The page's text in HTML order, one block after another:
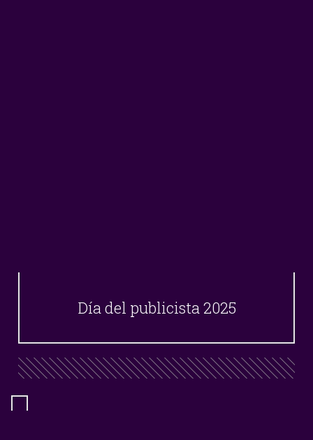
Día del publicista 2025